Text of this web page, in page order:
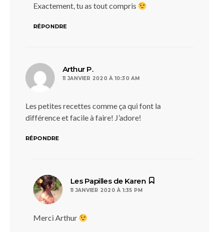
Exactement, tu as tout compris
RÉPONDRE
Arthur P.dit :
11 JANVIER 2020 À 10:30 AM
Les petites recettes comme ça qui font la
différence et facile à faire! J’adore!
RÉPONDRE
Les Papilles de Karen
11 JANVIER 2020 À 1:35 PM
Merci Arthur